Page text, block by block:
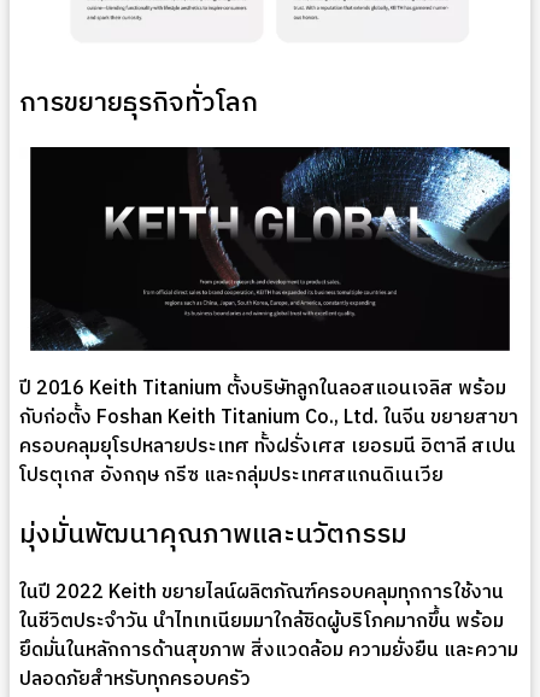
การขยายธุรกิจทั่วโลก
ปี 2016 Keith Titanium ตั้งบริษัทลูกในลอสแอนเจลิส พร้อม
กับก่อตั้ง Foshan Keith Titanium Co., Ltd. ในจีน ขยายสาขา
ครอบคลุมยุโรปหลายประเทศ ทั้งฝรั่งเศส เยอรมนี อิตาลี สเปน
โปรตุเกส อังกฤษ กรีซ และกลุ่มประเทศสแกนดิเนเวีย
มุ่งมั่นพัฒนาคุณภาพและนวัตกรรม
ในปี 2022 Keith ขยายไลน์ผลิตภัณฑ์ครอบคลุมทุกการใช้งาน
ในชีวิตประจำวัน นำไทเทเนียมมาใกล้ชิดผู้บริโภคมากขึ้น พร้อม
ยึดมั่นในหลักการด้านสุขภาพ สิ่งแวดล้อม ความยั่งยืน และความ
ปลอดภัยสำหรับทุกครอบครัว